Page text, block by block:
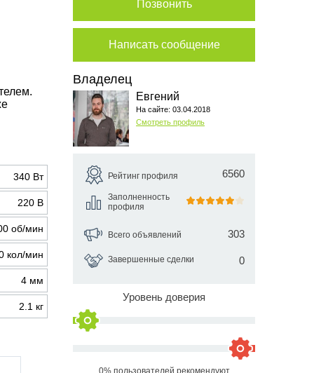
340 Вт
220 В
об/мин
кол/мин
4 мм
2.1 кг
Позвонить
Написать сообщение
Владелец
Евгений
На сайте: 03.04.2018
Смотреть профиль
Рейтинг профиля 6560
Заполненность
профиля
Всего объявлений 303
Завершенные сделки 0
Уровень доверия
0% пользователей рекомендуют